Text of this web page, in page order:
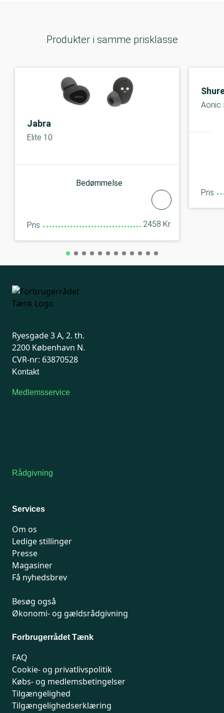
Produkter i samme prisklasse
Jabra
Elite 10
Bedømmelse
Pris 2458 Kr.
Aonic
Pris
Ryesgade 3 A, 2. th.
2200 København N.
CVR-nr: 63870528
Kontakt
Medlemsservice
Rådgivning
Services
Om os
Ledige stillinger
Presse
Magasiner
Få nyhedsbrev
Besøg også
Økonomi- og gældsrådgivning
Forbrugerrådet Tænk
FAQ
Cookie- og privatlivspolitik
Købs- og medlemsbetingelser
Tilgængelighed
Tilgængelighedserklæring